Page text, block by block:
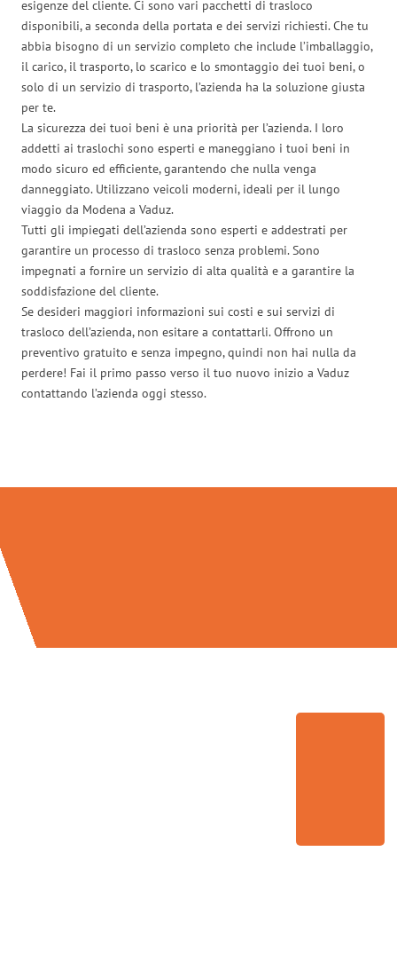
esigenze del cliente. Ci sono vari pacchetti di trasloco
disponibili, a seconda della portata e dei servizi richiesti. Che tu
abbia bisogno di un servizio completo che include l’imballaggio,
il carico, il trasporto, lo scarico e lo smontaggio dei tuoi beni, o
solo di un servizio di trasporto, l’azienda ha la soluzione giusta
per te.
La sicurezza dei tuoi beni è una priorità per l’azienda. I loro
addetti ai traslochi sono esperti e maneggiano i tuoi beni in
modo sicuro ed efficiente, garantendo che nulla venga
danneggiato. Utilizzano veicoli moderni, ideali per il lungo
viaggio da Modena a Vaduz.
Tutti gli impiegati dell’azienda sono esperti e addestrati per
garantire un processo di trasloco senza problemi. Sono
impegnati a fornire un servizio di alta qualità e a garantire la
soddisfazione del cliente.
Se desideri maggiori informazioni sui costi e sui servizi di
trasloco dell’azienda, non esitare a contattarli. Offrono un
preventivo gratuito e senza impegno, quindi non hai nulla da
perdere! Fai il primo passo verso il tuo nuovo inizio a Vaduz
contattando l’azienda oggi stesso.